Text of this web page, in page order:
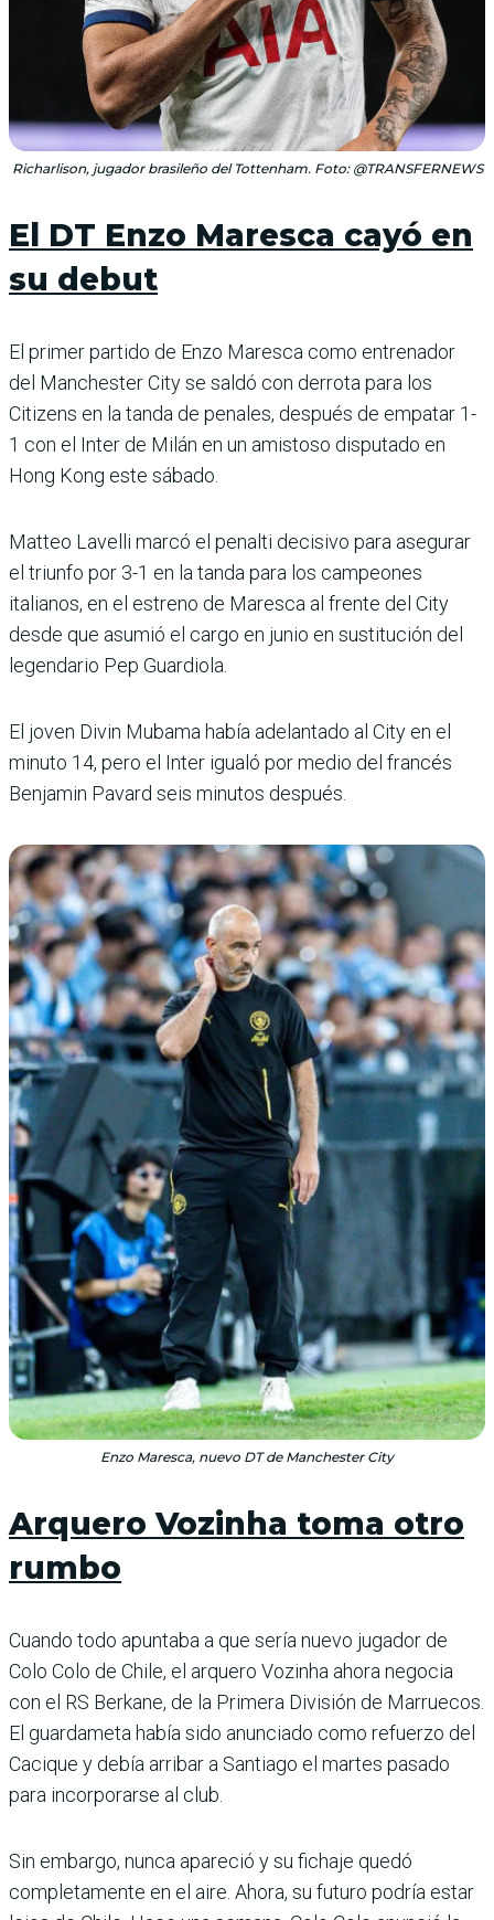
Richarlison, jugador brasileño del Tottenham. Foto: @TRANSFERNEWS
El DT Enzo Maresca cayó en
su debut
El primer partido de Enzo Maresca como entrenador
del Manchester City se saldó con derrota para los
Citizens en la tanda de penales, después de empatar 1-
1 con el Inter de Milán en un amistoso disputado en
Hong Kong este sábado.
Matteo Lavelli marcó el penalti decisivo para asegurar
el triunfo por 3-1 en la tanda para los campeones
italianos, en el estreno de Maresca al frente del City
desde que asumió el cargo en junio en sustitución del
legendario Pep Guardiola.
El joven Divin Mubama había adelantado al City en el
minuto 14, pero el Inter igualó por medio del francés
Benjamin Pavard seis minutos después.
Enzo Maresca, nuevo DT de Manchester City
Arquero Vozinha toma otro
rumbo
Cuando todo apuntaba a que sería nuevo jugador de
Colo Colo de Chile, el arquero Vozinha ahora negocia
con el RS Berkane, de la Primera División de Marruecos.
El guardameta había sido anunciado como refuerzo del
Cacique y debía arribar a Santiago el martes pasado
para incorporarse al club.
Sin embargo, nunca apareció y su fichaje quedó
completamente en el aire. Ahora, su futuro podría estar